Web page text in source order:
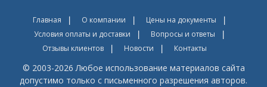
Главная О компании
Цены на документы
Условия оплаты и доставки
Вопросы и ответы
Отзывы клиентов
Новости Контакты
© 2003-2026 Любое использование материалов сайта
допустимо только с письменного разрешения авторов.